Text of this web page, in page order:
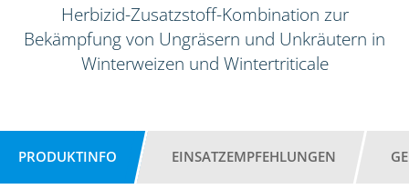
Herbizid-Zusatzstoff-Kombination zur
Bekämpfung von Ungräsern und Unkräutern in
Winterweizen und Wintertriticale
PRODUKTINFO EINSATZEMPFEHLUNGEN